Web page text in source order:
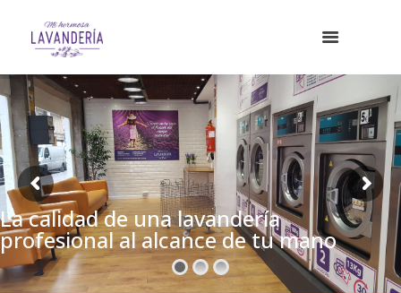
La calidad de una lavandería
profesional al alcance de tu mano